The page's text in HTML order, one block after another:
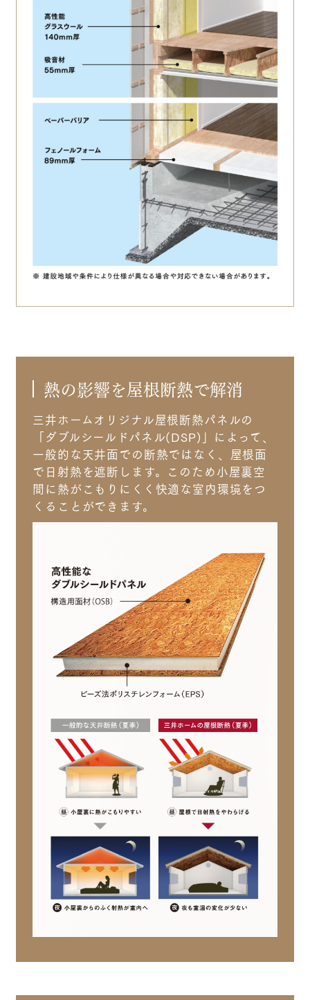
熱の影響を屋根断熱で解消
三井ホームオリジナル屋根断熱パネルの
「ダブルシールドパネル(DSP)」によって、
一般的な天井面での断熱ではなく、屋根面
で日射熱を遮断します。このため小屋裏空
間に熱がこもりにくく快適な室内環境をつ
くることができます。